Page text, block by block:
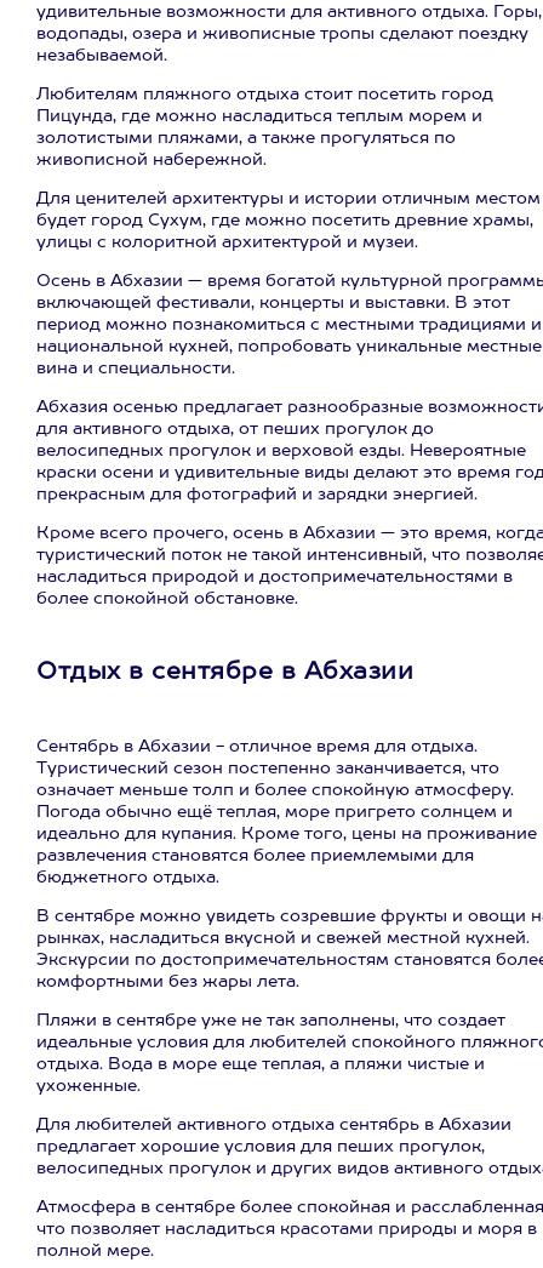
удивительные возможности для активного отдыха. Горы,
водопады, озера и живописные тропы сделают поездку
незабываемой.
Любителям пляжного отдыха стоит посетить город
Пицунда, где можно насладиться теплым морем и
золотистыми пляжами, а также прогуляться по
живописной набережной.
Для ценителей архитектуры и истории отличным местом
будет город Сухум, где можно посетить древние храмы,
улицы с колоритной архитектурой и музеи.
Осень в Абхазии — время богатой культурной
включающей фестивали, концерты и выставки. В этот
период можно познакомиться с местными традициями и
национальной кухней, попробовать уникальные местные
вина и специальности.
Абхазия осенью предлагает разнообразные
для активного отдыха, от пеших прогулок до
велосипедных прогулок и верховой езды. Невероятные
краски осени и удивительные виды делают это время
прекрасным для фотографий и зарядки энергией.
Кроме всего прочего, осень в Абхазии — это время,
туристический поток не такой интенсивный, что
насладиться природой и достопримечательностями в
более спокойной обстановке.
Отдых в сентябре в Абхазии
Сентябрь в Абхазии - отличное время для отдыха.
Туристический сезон постепенно заканчивается, что
означает меньше толп и более спокойную атмосферу.
Погода обычно ещё теплая, море пригрето солнцем и
идеально для купания. Кроме того, цены на проживание
развлечения становятся более приемлемыми для
бюджетного отдыха.
В сентябре можно увидеть созревшие фрукты и овощи
рынках, насладиться вкусной и свежей местной кухней.
Экскурсии по достопримечательностям становятся
комфортными без жары лета.
Пляжи в сентябре уже не так заполнены, что создает
идеальные условия для любителей спокойного
отдыха. Вода в море еще теплая, а пляжи чистые и
ухоженные.
Для любителей активного отдыха сентябрь в Абхазии
предлагает хорошие условия для пеших прогулок,
велосипедных прогулок и других видов активного
Атмосфера в сентябре более спокойная и
что позволяет насладиться красотами природы и моря в
полной мере.